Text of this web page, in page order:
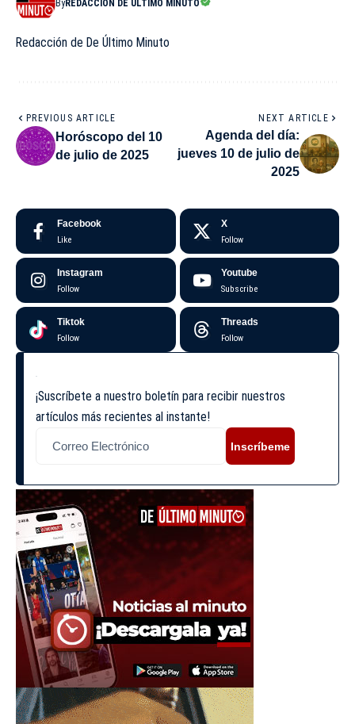
ByREDACCIÓN DE ÚLTIMO MINUTO
Redacción de De Último Minuto
PREVIOUS ARTICLE
Horóscopo del 10
de julio de 2025
NEXT ARTICLE
Agenda del día:
jueves 10 de julio de
2025
Facebook
Like
X
Follow
Instagram
Follow
Youtube
Subscribe
Tiktok
Follow
Threads
Follow
¡Suscríbete a nuestro boletín para recibir nuestros
artículos más recientes al instante!
Inscríbeme